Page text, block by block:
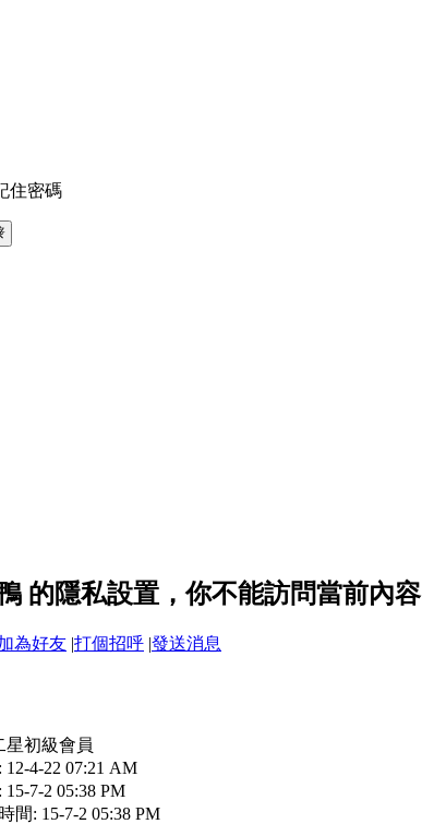
住密碼
的隱私設置，你不能訪問當前內容
為好友 |打個招呼 |發送消息
星初級會員
4-22 07:21 AM
7-2 05:38 PM
間: 15-7-2 05:38 PM